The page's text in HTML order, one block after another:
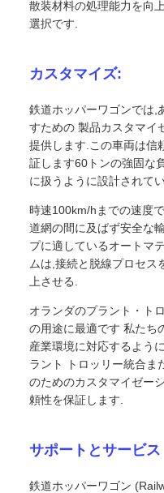
散装材料の処理能力を向
選択です.
カスタマイズ:
鉄道ホッパーワゴンでは,
すための 製品カスタマイ
提供します.この車両は信
証します60トンの強固な
に扱うように設計されて
時速100km/hまでの速度
道網の間に及ばず安全な
プに適しているオートマ
ムは,接続と脱線プロセス
上させる.
オランダのプラント・ト
の用途に最適です 私たち
産業環境に対応するよう
ラント トロッリー統合ま
のためのカスタマイゼー
頼性を保証します.
サポートとサービス
鉄道ホッパーワゴン